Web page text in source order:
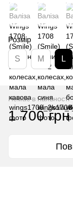
Розмір
S M L
Немає в наявності
1 700 грн